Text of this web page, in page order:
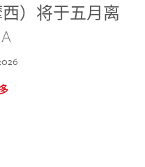
西）将于五月离